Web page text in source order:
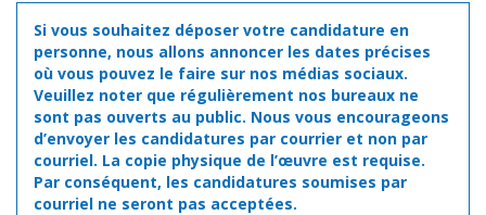
Si vous souhaitez déposer votre candidature en
personne, nous allons annoncer les dates précises
où vous pouvez le faire sur nos médias sociaux.
Veuillez noter que régulièrement nos bureaux ne
sont pas ouverts au public. Nous vous encourageons
d’envoyer les candidatures par courrier et non par
courriel. La copie physique de l’œuvre est requise.
Par conséquent, les candidatures soumises par
courriel ne seront pas acceptées.